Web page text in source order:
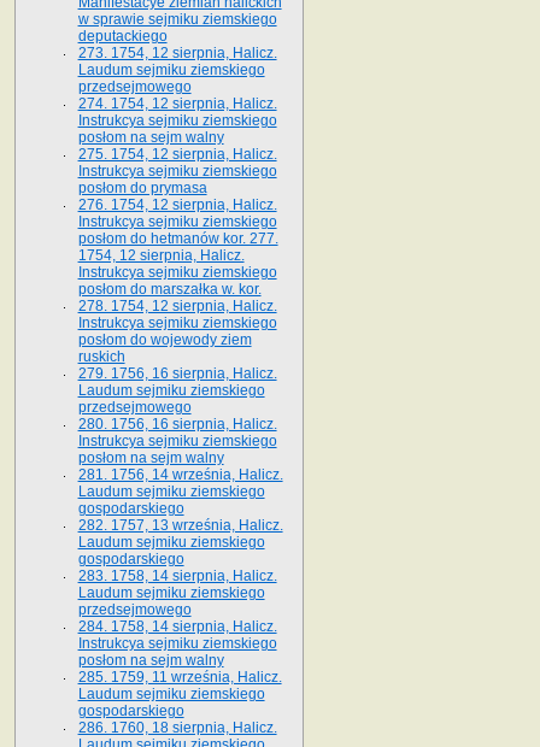
w sprawie sejmiku ziemskiego
deputackiego
273. 1754, 12 sierpnia, Halicz.
Laudum sejmiku ziemskiego
przedsejmowego
274. 1754, 12 sierpnia, Halicz.
Instrukcya sejmiku ziemskiego
posłom na sejm walny
275. 1754, 12 sierpnia, Halicz.
Instrukcya sejmiku ziemskiego
posłom do prymasa
276. 1754, 12 sierpnia, Halicz.
Instrukcya sejmiku ziemskiego
posłom do hetmanów kor. 277.
1754, 12 sierpnia, Halicz.
Instrukcya sejmiku ziemskiego
posłom do marszałka w. kor.
278. 1754, 12 sierpnia, Halicz.
Instrukcya sejmiku ziemskiego
posłom do wojewody ziem
ruskich
279. 1756, 16 sierpnia, Halicz.
Laudum sejmiku ziemskiego
przedsejmowego
280. 1756, 16 sierpnia, Halicz.
Instrukcya sejmiku ziemskiego
posłom na sejm walny
281. 1756, 14 września, Halicz.
Laudum sejmiku ziemskiego
gospodarskiego
282. 1757, 13 września, Halicz.
Laudum sejmiku ziemskiego
gospodarskiego
283. 1758, 14 sierpnia, Halicz.
Laudum sejmiku ziemskiego
przedsejmowego
284. 1758, 14 sierpnia, Halicz.
Instrukcya sejmiku ziemskiego
posłom na sejm walny
285. 1759, 11 września, Halicz.
Laudum sejmiku ziemskiego
gospodarskiego
286. 1760, 18 sierpnia, Halicz.